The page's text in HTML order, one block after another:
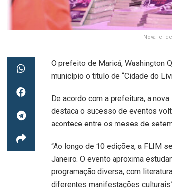
Nova lei
O prefeito de Maricá, Washington
município o título de “Cidade do
De acordo com a prefeitura, a
destaca o sucesso de eventos
acontece entre os meses de
“Ao longo de 10 edições, a FLIM
Janeiro. O evento aproxima
programação diversa, com
diferentes manifestações